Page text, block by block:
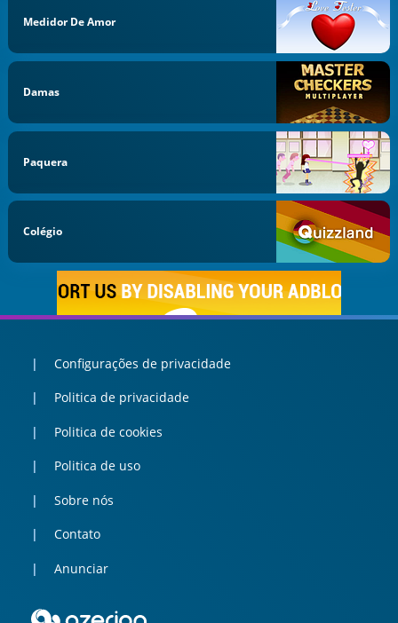
Medidor De Amor
Damas
Paquera
Colégio
Configurações de privacidade
Politica de privacidade
Politica de cookies
Politica de uso
Sobre nós
Contato
Anunciar